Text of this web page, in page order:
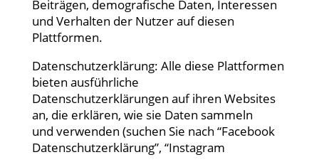
Beiträgen, demografische Daten, Interessen
und Verhalten der Nutzer auf diesen
Plattformen.
Datenschutzerklärung: Alle diese Plattformen
bieten ausführliche
Datenschutzerklärungen auf ihren Websites
an, die erklären, wie sie Daten sammeln
und verwenden (suchen Sie nach “Facebook
Datenschutzerklärung”, “Instagram